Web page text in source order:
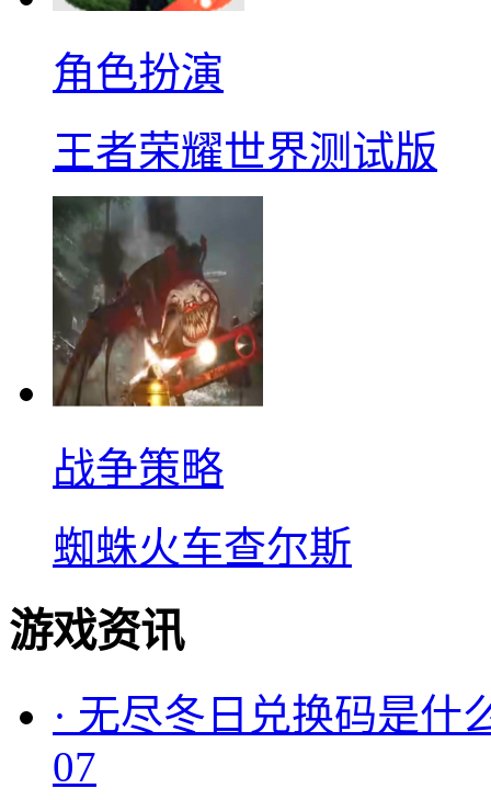
角色扮演
王者荣耀世界测试版
战争策略
蜘蛛火车查尔斯
游戏资讯
· 无尽冬日兑换码是什
07